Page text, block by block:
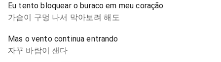
Eu tento bloquear o buraco em meu coração
가슴이 구멍 나서 막아보려 해도
Mas o vento continua entrando
자꾸 바람이 샌다